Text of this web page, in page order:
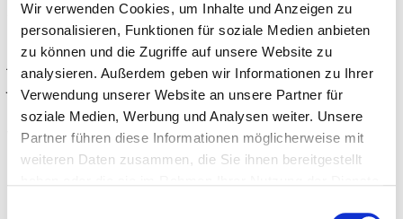
Wir verwenden Cookies, um Inhalte und Anzeigen zu
personalisieren, Funktionen für soziale Medien anbieten
zu können und die Zugriffe auf unsere Website zu
analysieren. Außerdem geben wir Informationen zu Ihrer
Verwendung unserer Website an unsere Partner für
soziale Medien, Werbung und Analysen weiter. Unsere
Partner führen diese Informationen möglicherweise mit
weiteren Daten zusammen, die Sie ihnen bereitgestellt
an Zahlen und Vermögensfakten mitgeteilt werden?
Reicht es aus, die Beitragseinnahmen und Ausgaben als
jeweilige Gesamtsummen zu nennen oder nur das
Jahresendergebnis mitzuteilen? Muss der Finanzbericht
den Mitgliedern schriftlich oder nur mündlich mitgeteilt
werden? Müssen Abweichungen vom Haushaltsplan
bzw. dem festgesetzten Voranschlag des Vorjahres im
Kassenbericht angeführt werden? Muss vor Abgabe des